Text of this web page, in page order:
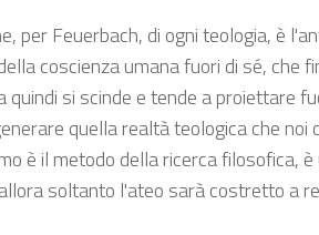
per Feuerbach, di ogni teologia, è
coscienza umana fuori di sé, che
quindi si scinde e tende a proiettare
quella realtà teologica che
è il metodo della ricerca filosofica,
soltanto l'ateo sarà costretto a